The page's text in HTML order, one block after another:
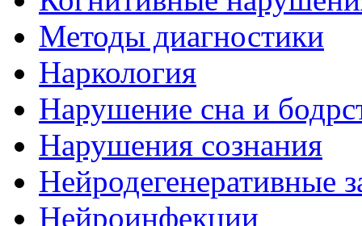
Методы диагностики
Наркология
Нарушение сна и
Нарушения сознания
Нейродегенеративные
Нейроинфекции